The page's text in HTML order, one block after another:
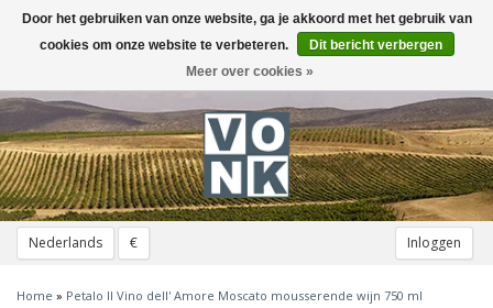
Nederlands € Inloggen
Toggle
navigation
Home » Petalo Il Vino dell' Amore Moscato mousserende wijn 750 ml
Door het gebruiken van onze website, ga je akkoord met het gebruik van
cookies om onze website te verbeteren.
Dit bericht verbergen
Meer over cookies »